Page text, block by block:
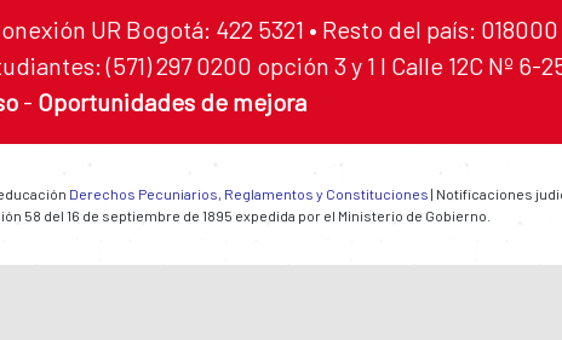
UR Bogotá: 422 5321 • Resto del país: 018000
(571) 297 0200 opción 3 y 1 I Calle 12C Nº 6-
- Oportunidades de mejora
Derechos Pecuniarios, Reglamentos y Constituciones | Notificaciones
58 del 16 de septiembre de 1895 expedida por el Ministerio de Gobierno.